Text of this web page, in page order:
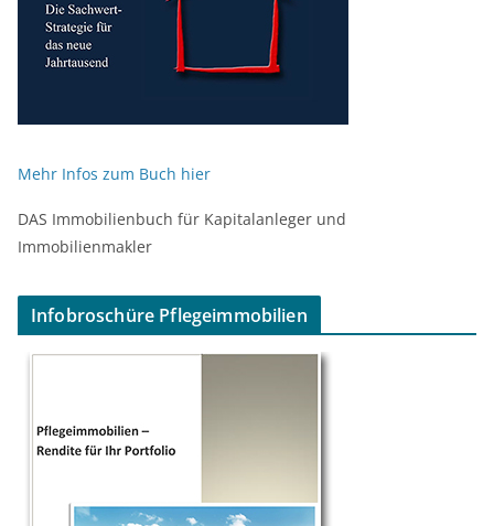
Mehr Infos zum Buch hier
DAS Immobilienbuch für Kapitalanleger und
Immobilienmakler
Infobroschüre Pflegeimmobilien